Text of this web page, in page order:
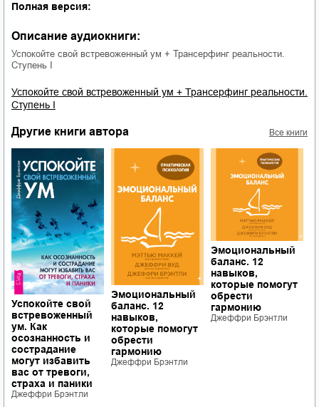
Полная версия:
Описание аудиокниги:
Успокойте свой встревоженный ум + Трансерфинг реальности.
Ступень I
Успокойте свой встревоженный ум + Трансерфинг реальности.
Ступень I
Другие книги автора Все книги
Успокойте свой
встревоженный
ум. Как
осознанность и
сострадание
могут избавить
вас от тревоги,
страха и паники
Джеффри Брэнтли
Эмоциональный
баланс. 12
навыков,
которые помогут
обрести
гармонию
Джеффри Брэнтли
Эмоциональный
баланс. 12
навыков,
которые помогут
обрести
гармонию
Джеффри Брэнтли